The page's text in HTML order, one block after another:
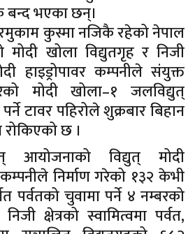
बन्द भएका छन्।
कुस्मा नजिकै रहेको नेपाल
मोदी खोला विद्युतगृह र निजी
हाइड्रोपावर कम्पनीले संयुक्त
मोदी खोला–१ जलविद्युत्
टावर पहिरोले शुक्रबार बिहान
रोकिएको छ ।
आयोजनाको विद्युत् मोदी
निर्माण गरेको १३२ केभी
पर्वतको चुवामा पर्ने ४ नम्बरको
क्षेत्रको स्वामित्वमा पर्वत,